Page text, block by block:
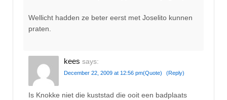
Wellicht hadden ze beter eerst met Joselito kunnen
praten.
kees says:
December 22, 2009 at 12:56 pm(Quote) (Reply)
Is Knokke niet die kuststad die ooit een badplaats